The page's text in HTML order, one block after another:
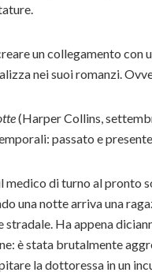
un collegamento con
nei suoi romanzi.
(Harper Collins,
passato e presente.
medico di turno al
una notte arriva una
stradale. Ha appena
è stata brutalmente
la dottoressa in un